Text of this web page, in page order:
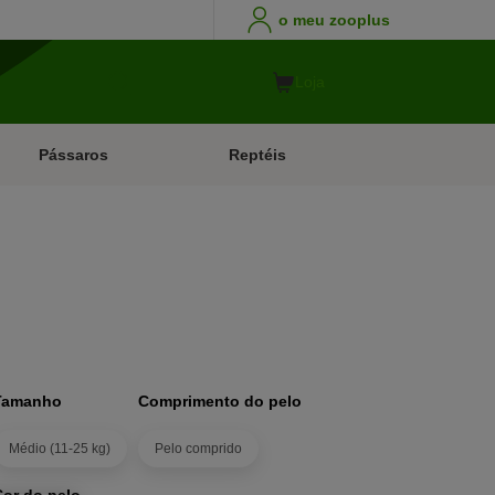
o meu zooplus
Pássaros Reptéis
Médio (11-25 kg)
Comprimento do pelo
Pelo comprido